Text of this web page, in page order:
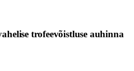
trofeevõistluse auhinna